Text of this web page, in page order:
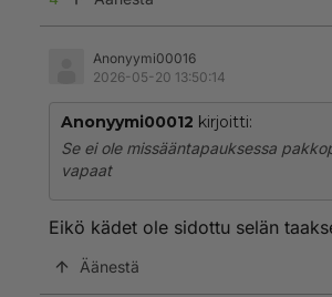
Anonyymi00016
2026-05-20 13:50:14
Anonyymi00012 kirjoitti:
Se ei ole missääntapauksessa
vapaat
Eikö kädet ole sidottu selän
Äänestä